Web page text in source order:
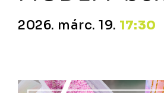
2026. márc. 19. 17:30